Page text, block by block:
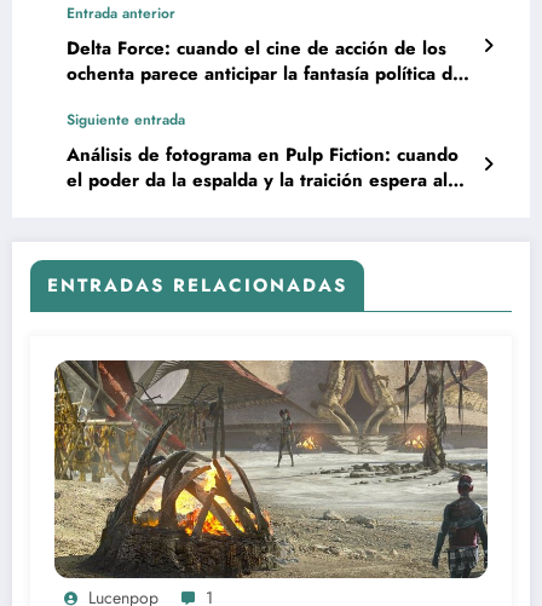
Entrada anterior
Delta Force: cuando el cine de acción de los
ochenta parece anticipar la fantasía política de
Maduro
Siguiente entrada
Análisis de fotograma en Pulp Fiction: cuando
el poder da la espalda y la traición espera al
ENTRADAS RELACIONADAS
Lucenpop 1